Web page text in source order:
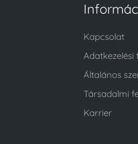
Kapcsolat
Általános
Társadalmi
Karrier